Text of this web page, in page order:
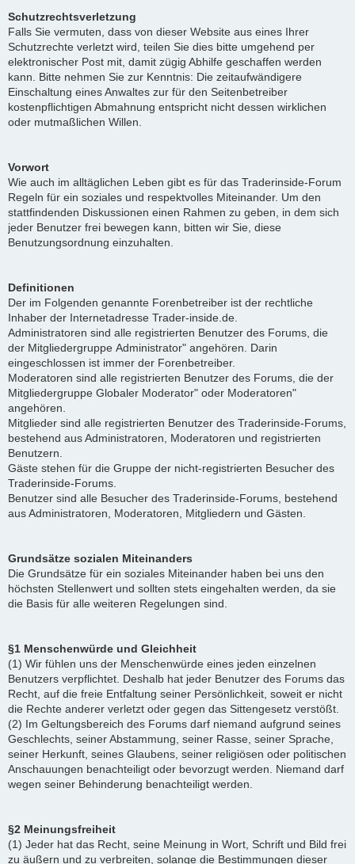
Schutzrechtsverletzung
Falls Sie vermuten, dass von dieser Website aus eines Ihrer
Schutzrechte verletzt wird, teilen Sie dies bitte umgehend per
elektronischer Post mit, damit zügig Abhilfe geschaffen werden
kann. Bitte nehmen Sie zur Kenntnis: Die zeitaufwändigere
Einschaltung eines Anwaltes zur für den Seitenbetreiber
kostenpflichtigen Abmahnung entspricht nicht dessen wirklichen
oder mutmaßlichen Willen.
Vorwort
Wie auch im alltäglichen Leben gibt es für das Traderinside-Forum
Regeln für ein soziales und respektvolles Miteinander. Um den
stattfindenden Diskussionen einen Rahmen zu geben, in dem sich
jeder Benutzer frei bewegen kann, bitten wir Sie, diese
Benutzungsordnung einzuhalten.
Definitionen
Der im Folgenden genannte Forenbetreiber ist der rechtliche
Inhaber der Internetadresse Trader-inside.de.
Administratoren sind alle registrierten Benutzer des Forums, die
der Mitgliedergruppe Administrator" angehören. Darin
eingeschlossen ist immer der Forenbetreiber.
Moderatoren sind alle registrierten Benutzer des Forums, die der
Mitgliedergruppe Globaler Moderator" oder Moderatoren"
angehören.
Mitglieder sind alle registrierten Benutzer des Traderinside-Forums,
bestehend aus Administratoren, Moderatoren und registrierten
Benutzern.
Gäste stehen für die Gruppe der nicht-registrierten Besucher des
Traderinside-Forums.
Benutzer sind alle Besucher des Traderinside-Forums, bestehend
aus Administratoren, Moderatoren, Mitgliedern und Gästen.
Grundsätze sozialen Miteinanders
Die Grundsätze für ein soziales Miteinander haben bei uns den
höchsten Stellenwert und sollten stets eingehalten werden, da sie
die Basis für alle weiteren Regelungen sind.
§1 Menschenwürde und Gleichheit
(1) Wir fühlen uns der Menschenwürde eines jeden einzelnen
Benutzers verpflichtet. Deshalb hat jeder Benutzer des Forums das
Recht, auf die freie Entfaltung seiner Persönlichkeit, soweit er nicht
die Rechte anderer verletzt oder gegen das Sittengesetz verstößt.
(2) Im Geltungsbereich des Forums darf niemand aufgrund seines
Geschlechts, seiner Abstammung, seiner Rasse, seiner Sprache,
seiner Herkunft, seines Glaubens, seiner religiösen oder politischen
Anschauungen benachteiligt oder bevorzugt werden. Niemand darf
wegen seiner Behinderung benachteiligt werden.
§2 Meinungsfreiheit
(1) Jeder hat das Recht, seine Meinung in Wort, Schrift und Bild frei
zu äußern und zu verbreiten, solange die Bestimmungen dieser